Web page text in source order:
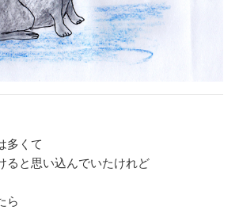
多くて
ると思い込んでいたけれど
ら